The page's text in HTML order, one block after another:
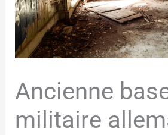
Ancienne
militaire